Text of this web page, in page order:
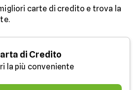
carte di credito e trova la
di Credito
la più conveniente